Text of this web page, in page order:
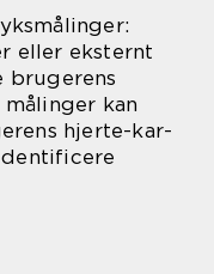
eller eksternt
brugerens
kan
hjerte-kar-